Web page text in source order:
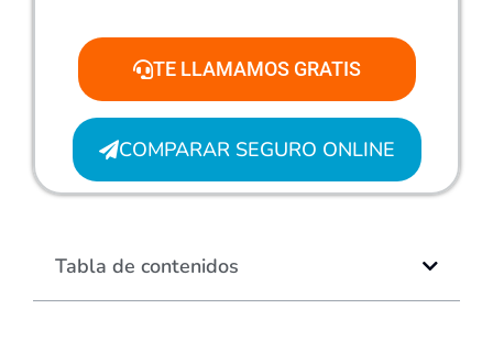
TE LLAMAMOS GRATIS
COMPARAR SEGURO ONLINE
Tabla de contenidos